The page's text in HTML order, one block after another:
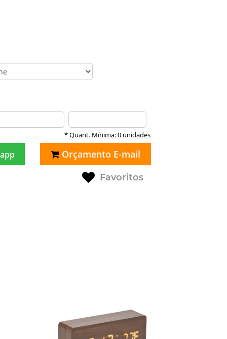
* Quant. Mínima: 0 unidades
Orçamento E-mail
Favoritos